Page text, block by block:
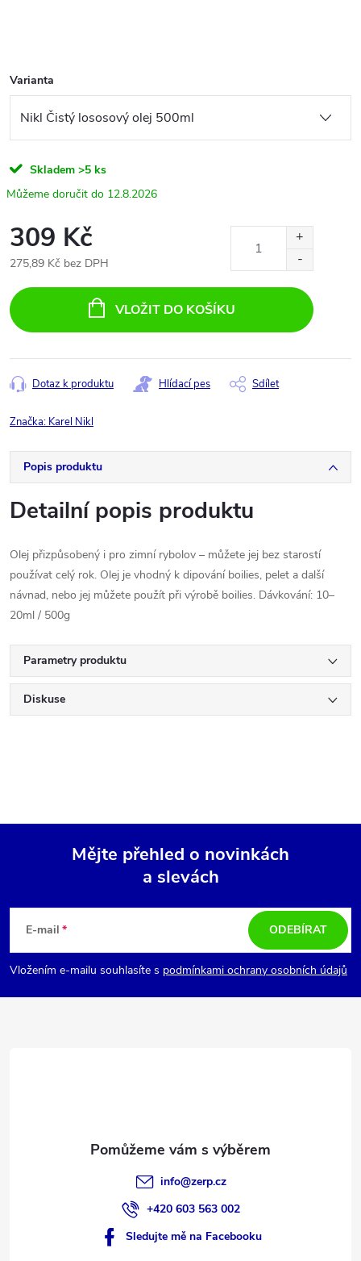
Varianta
Skladem >5 ks
12.8.2026
309 Kč
275,89 Kč bez DPH
cena:
VLOŽIT DO KOŠÍKU
Dotaz k produktu Hlídací pes Sdílet
Značka: Karel Nikl
Popis produktu
Detailní popis produktu
Olej přizpůsobený i pro zimní rybolov – můžete jej bez starostí
používat celý rok. Olej je vhodný k dipování boilies, pelet a další
návnad, nebo jej můžete použít při výrobě boilies. Dávkování: 10–
20ml / 500g
Parametry produktu
Diskuse
p
a
Mějte přehled o novinkách
a slevách
E-mail
Vložením e-mailu souhlasíte s podmínkami ochrany osobních údajů
ODEBÍRAT
info@zerp.cz
+420 603 563 002
Sledujte mě na Facebooku